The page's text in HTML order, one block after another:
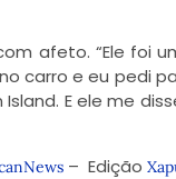
afeto. “Ele foi
carro e eu pedi
E ele me
– Edição